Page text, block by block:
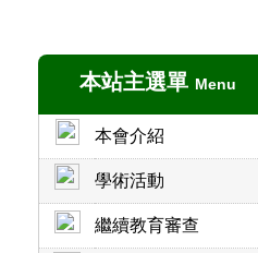
本站主選單 Menu
本會介紹
學術活動
繼續教育審查